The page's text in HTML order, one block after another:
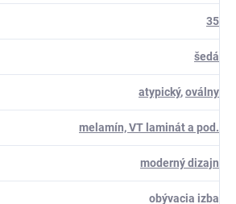
35
šedá
atypický,oválny
melamín, VT laminát a pod.
moderný dizajn
obývacia izba